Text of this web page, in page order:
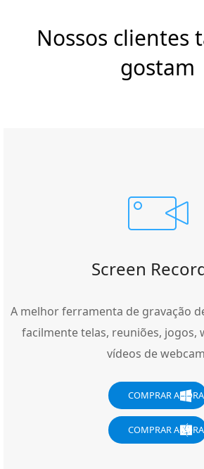
Nossos clientes
gostam
Screen
A melhor ferramenta de gravação
facilmente telas, reuniões, jogos,
vídeos de
COMPRAR AGORA
COMPRAR AGORA